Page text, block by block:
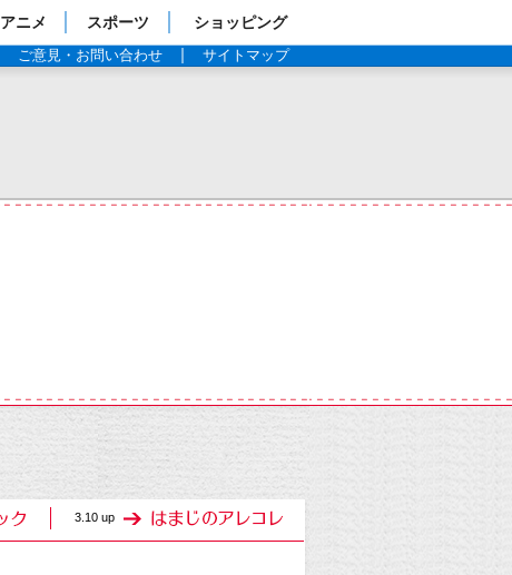
アニメ スポーツ ショッピング
ご意見・お問い合わせ サイトマップ
3.10 up